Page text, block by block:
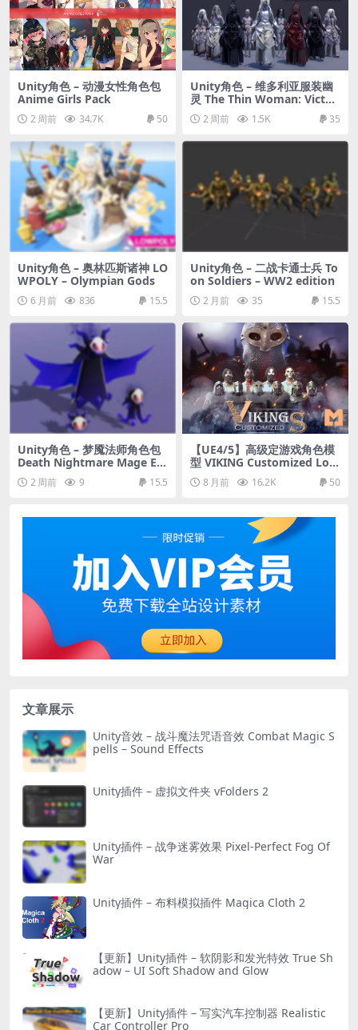
Unity角色 – 动漫女性角色包
Anime Girls Pack
2 周前 34.7K 50
Unity角色 – 维多利亚服装幽
灵 The Thin Woman: Victori
an Dress
2 周前 1.5K 35
Unity角色 – 奥林匹斯诸神 LO
WPOLY – Olympian Gods
6 月前 836 15.5
Unity角色 – 二战卡通士兵 To
on Soldiers – WW2 edition
2 月前 35 15.5
Unity角色 – 梦魇法师角色包
Death Nightmare Mage Ev
olution Pack Cute Series
2 周前 9 15.5
【UE4/5】高级定游戏角色模
型 VIKING Customized Low
-poly 3D model
8 月前 16.2K 50
文章展示
Unity音效 – 战斗魔法咒语音效 Combat Magic S
pells – Sound Effects
Unity插件 – 虚拟文件夹 vFolders 2
Unity插件 – 战争迷雾效果 Pixel-Perfect Fog Of
War
Unity插件 – 布料模拟插件 Magica Cloth 2
【更新】Unity插件 – 软阴影和发光特效 True Sh
adow – UI Soft Shadow and Glow
【更新】Unity插件 – 写实汽车控制器 Realistic
Car Controller Pro